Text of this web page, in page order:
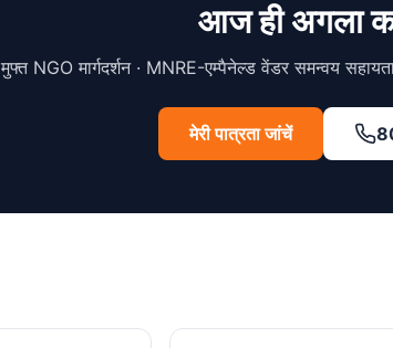
आज ही अगला
मुफ्त NGO मार्गदर्शन · MNRE-एम्पैनेल्ड वेंडर समन्वय
मेरी पात्रता जांचें